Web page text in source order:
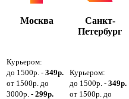
Москва
Курьером:
до 1500р. - 349р.
от 1500р. до
3000р. - 299р.
Санкт-
Петербург
Курьером:
до 1500р. - 349р.
от 1500р. до